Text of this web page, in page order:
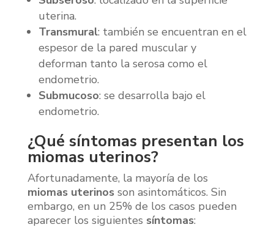
uterina.
Transmural: también se encuentran en el
espesor de la pared muscular y
deforman tanto la serosa como el
endometrio.
Submucoso: se desarrolla bajo el
endometrio.
¿Qué síntomas presentan los
miomas uterinos?
Afortunadamente, la mayoría de los
miomas uterinosson asintomáticos. Sin
embargo, en un 25% de los casos pueden
aparecer los siguientes síntomas: